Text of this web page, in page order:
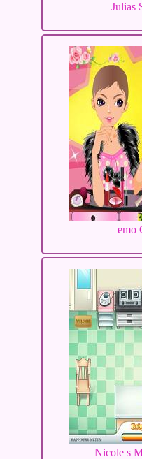
Julias
emo
Nicole s